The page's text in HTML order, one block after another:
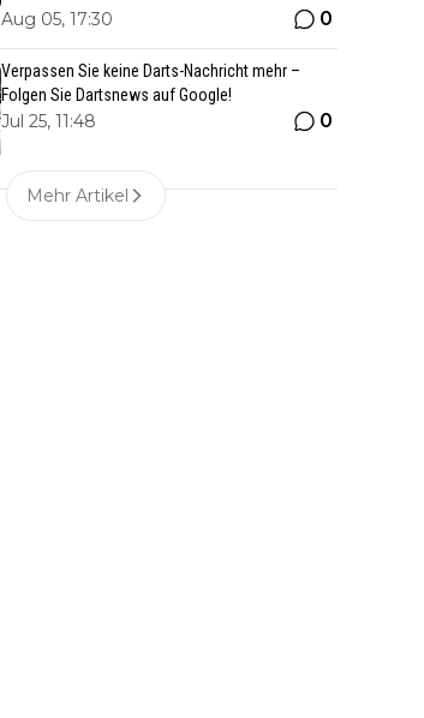
Aug 05, 17:30 0
Verpassen Sie keine Darts-Nachricht mehr –
Folgen Sie Dartsnews auf Google!
Jul 25, 11:48 0
Mehr Artikel